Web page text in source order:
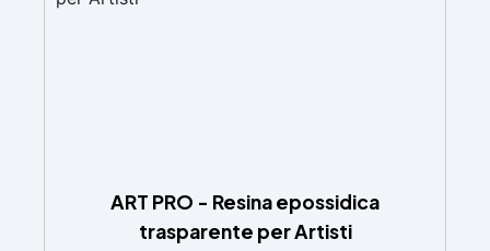
ART PRO - Resina epossidica
trasparente per Artisti